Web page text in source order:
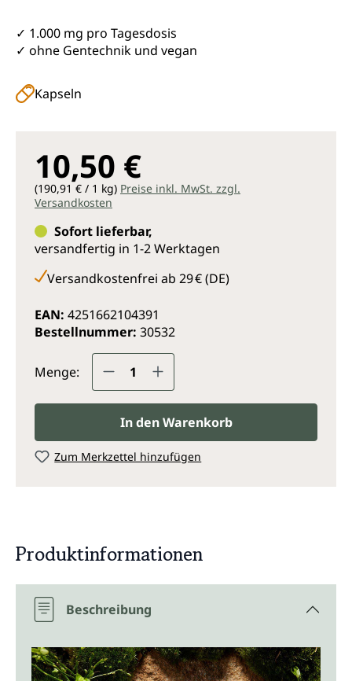
✓ 1.000 mg pro Tagesdosis
✓ ohne Gentechnik und vegan
Kapseln
10,50 €
(190,91 € / 1 kg) Preise inkl. MwSt. zzgl.
Versandkosten
Sofort lieferbar,
versandfertig in 1-2 Werktagen
Versandkostenfrei ab 29 € (DE)
EAN: 4251662104391
Bestellnummer: 30532
Menge: Produkt Anzahl: Gib den
In den Warenkorb
Zum Merkzettel hinzufügen
Produktinformationen
Beschreibung